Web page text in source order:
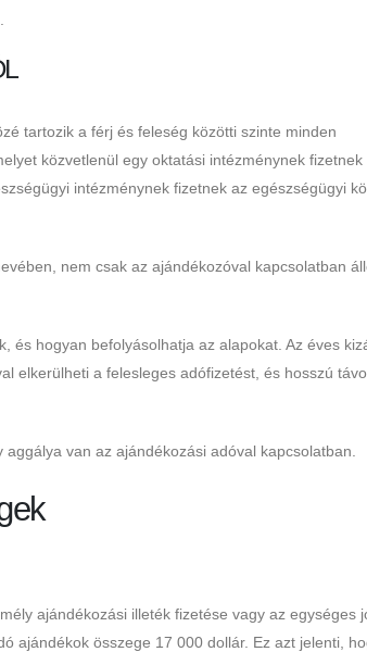
tartozik a férj és feleség közötti szinte minden
közvetlenül egy oktatási intézménynek fizetnek
intézménynek fizetnek az egészségügyi
nem csak az ajándékozóval kapcsolatban
és hogyan befolyásolhatja az alapokat. Az éves
elkerülheti a felesleges adófizetést, és hosszú
van az ajándékozási adóval kapcsolatban.
ajándékozási illeték fizetése vagy az egységes
ajándékok összege 17 000 dollár. Ez azt jelenti,